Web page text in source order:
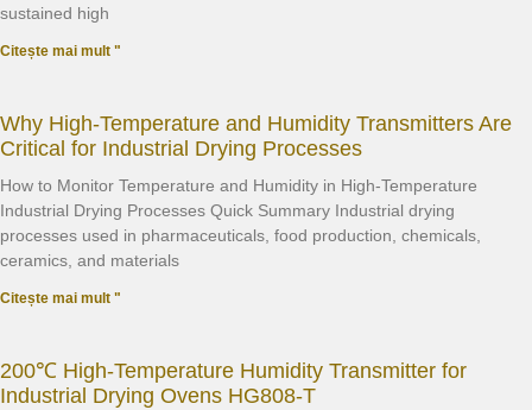
sustained high
Citește mai mult "
Why High-Temperature and Humidity Transmitters Are
Critical for Industrial Drying Processes
How to Monitor Temperature and Humidity in High-Temperature
Industrial Drying Processes Quick Summary Industrial drying
processes used in pharmaceuticals, food production, chemicals,
ceramics, and materials
Citește mai mult "
200℃ High-Temperature Humidity Transmitter for
Industrial Drying Ovens HG808-T